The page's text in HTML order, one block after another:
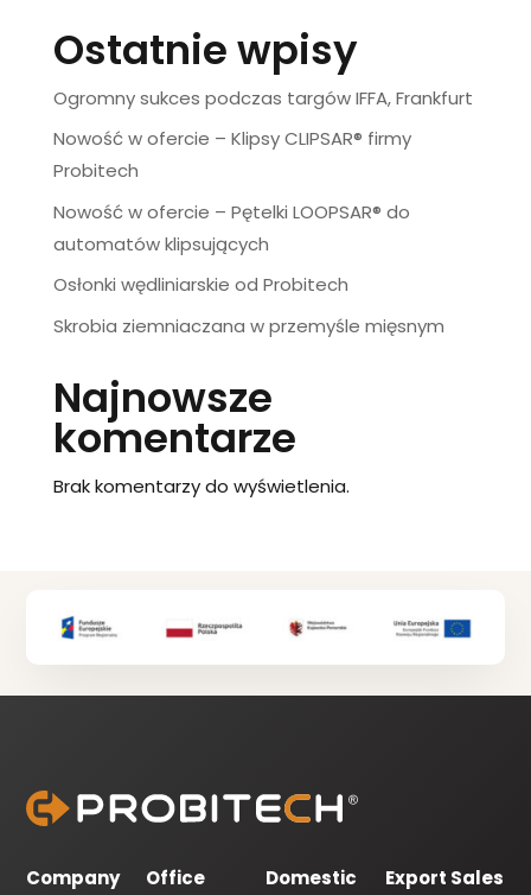
Ostatnie wpisy
Ogromny sukces podczas targów IFFA, Frankfurt
Nowość w ofercie – Klipsy CLIPSAR® firmy
Probitech
Nowość w ofercie – Pętelki LOOPSAR® do
automatów klipsujących
Osłonki wędliniarskie od Probitech
Skrobia ziemniaczana w przemyśle mięsnym
Najnowsze
komentarze
Brak komentarzy do wyświetlenia.
Company
Office
Domestic
Export Sales